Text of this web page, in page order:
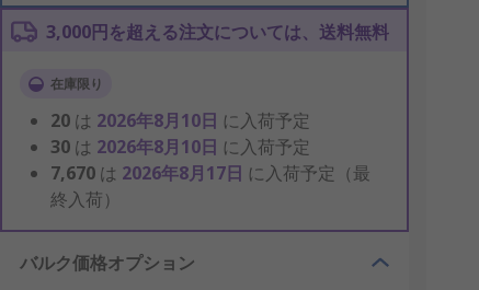
3,000円を超える注文については、送料無料
在庫限り
20 は 2026年8月10日 に入荷予定
30 は 2026年8月10日 に入荷予定
7,670 は 2026年8月17日 に入荷予定（最
終入荷）
バルク価格オプション